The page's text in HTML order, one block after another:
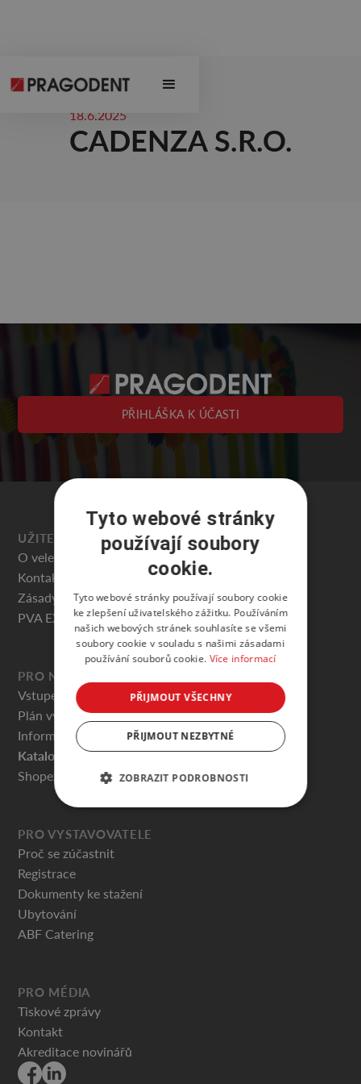
18.6.2025
CADENZA S.R.O.
PŘIHLÁŠKA K ÚČASTI
UŽITEČNÉ
O veletrhu
Kontakty
Zásady ochrany osobních údajů
PVA EXPO PRAHA
PRO NÁVŠTĚVNÍKY
Vstupenky
Plán výstaviště
Informace pro návštěvníky
Katalog vystavovatelů
Shopex.cz
PRO VYSTAVOVATELE
Proč se zúčastnit
Registrace
Dokumenty ke stažení
Ubytování
ABF Catering
PRO MÉDIA
Tiskové zprávy
Kontakt
Akreditace novinářů
Tyto webové stránky
používají soubory
cookie.
Tyto webové stránky používají soubory cookie
ke zlepšení uživatelského zážitku. Používáním
našich webových stránek souhlasíte se všemi
soubory cookie v souladu s našimi zásadami
používání souborů cookie. Více informací
PŘIJMOUT VŠECHNY
PŘIJMOUT NEZBYTNÉ
ZOBRAZIT PODROBNOSTI